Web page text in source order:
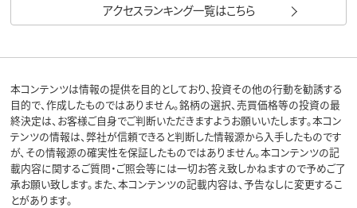
アクセスランキング一覧はこちら
本コンテンツは情報の提供を目的としており、投資その他の行動を勧誘する
目的で、作成したものではありません。銘柄の選択、売買価格等の投資の最
終決定は、お客様ご自身でご判断いただきますようお願いいたします。本コン
テンツの情報は、弊社が信頼できると判断した情報源から入手したものです
が、その情報源の確実性を保証したものではありません。本コンテンツの記
載内容に関するご質問・ご照会等には一切お答え致しかねますので予めご了
承お願い致します。また、本コンテンツの記載内容は、予告なしに変更するこ
とがあります。